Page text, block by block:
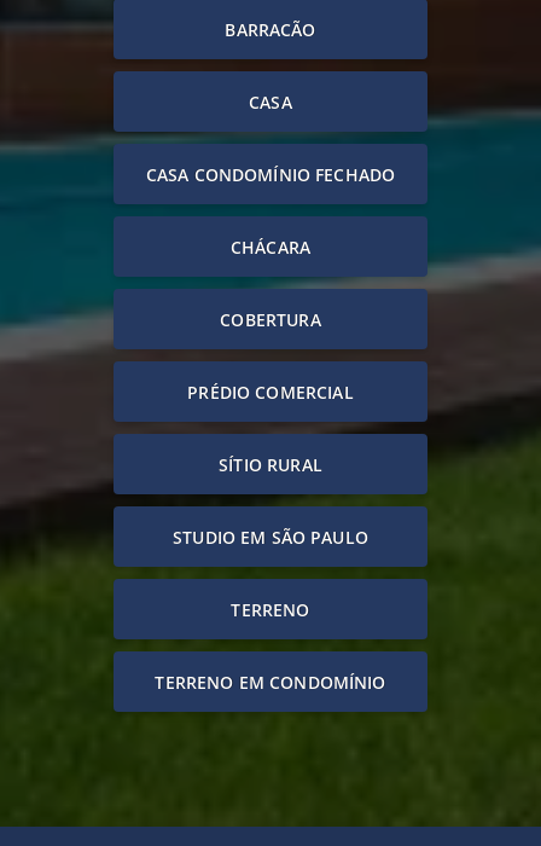
BARRACÃO
CASA
CASA CONDOMÍNIO FECHADO
CHÁCARA
COBERTURA
PRÉDIO COMERCIAL
SÍTIO RURAL
STUDIO EM SÃO PAULO
TERRENO
TERRENO EM CONDOMÍNIO